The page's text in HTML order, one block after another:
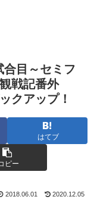
目～セミフ
戦記番外
クアップ！
はてブ
ピー
2018.06.01 2020.12.05